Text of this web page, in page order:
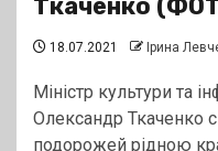
Ткаченко
18.07.2021 Ірина
Міністр культури та
Олександр Ткаченко
подорожей рідною